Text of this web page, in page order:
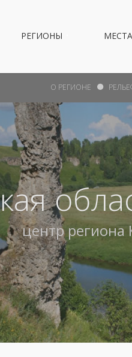
РЕГИОНЫ МЕСТА
центр региона
О РЕГИОНЕ